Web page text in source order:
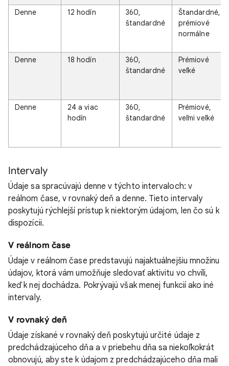
Denne 12 hodín
360,
štandardné
Štandardné,
prémiové
normálne
Denne 18 hodín
360,
štandardné
Prémiové
veľké
Denne
24 a viac
hodín
360,
štandardné
Prémiové,
veľmi veľké
Intervaly
Údaje sa spracúvajú denne v týchto intervaloch: v
reálnom čase, v rovnaký deň a denne. Tieto intervaly
poskytujú rýchlejší prístup k niektorým údajom, len čo sú k
dispozícii.
V reálnom čase
Údaje v reálnom čase predstavujú najaktuálnejšiu množinu
údajov, ktorá vám umožňuje sledovať aktivitu vo chvíli,
keď k nej dochádza. Pokrývajú však menej funkcií ako iné
intervaly.
V rovnaký deň
Údaje získané v rovnaký deň poskytujú určité údaje z
predchádzajúceho dňa a v priebehu dňa sa niekoľkokrát
obnovujú, aby ste k údajom z predchádzajúceho dňa mali